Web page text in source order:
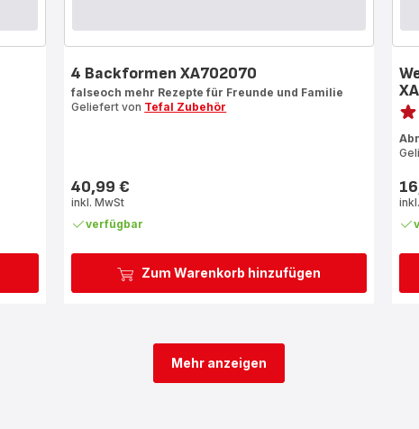
Zum Warenkorb hinzufügen
4 Backformen XA702070
falseoch mehr Rezepte für Freunde und Familie
Geliefert von Tefal Zubehör
Preis
40,99 €
inkl. MwSt
verfügbar
Mehr anzeigen